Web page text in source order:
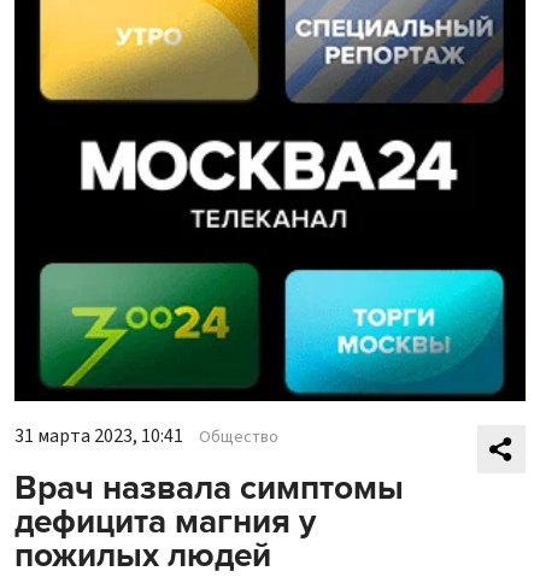
31 марта 2023, 10:41 Общество
Врач назвала симптомы
дефицита магния у
пожилых людей